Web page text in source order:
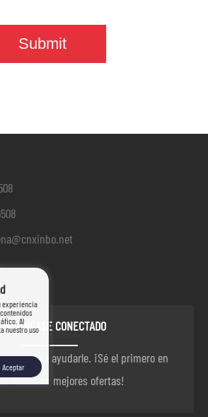
CONECTADO
aquí para ayudarle. ¡Sé el primero en
nuestras mejores ofertas!
experiencia
Al
nuestro uso
Aceptar